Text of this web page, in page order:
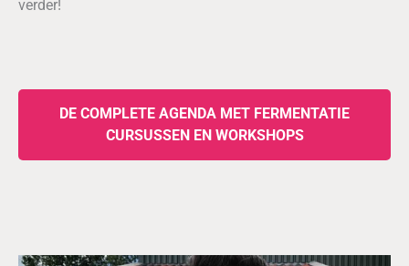
verder!
DE COMPLETE AGENDA MET FERMENTATIE
CURSUSSEN EN WORKSHOPS